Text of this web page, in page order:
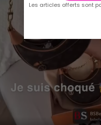
Play
Les articles offerts sont